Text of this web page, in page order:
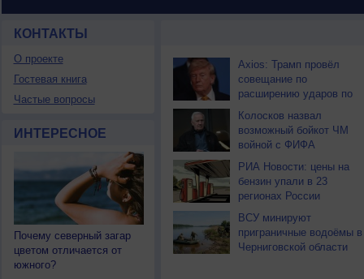
КОНТАКТЫ
О проекте
Гостевая книга
Частые вопросы
ИНТЕРЕСНОЕ
Почему северный загар
цветом отличается от
южного?
НОВОСТИ ПАРТНЕРОВ
Axios: Трамп провёл
совещание по
расширению ударов по
Ирану
Колосков назвал
возможный бойкот ЧМ
войной с ФИФА
РИА Новости: цены на
бензин упали в 23
регионах России
ВСУ минируют
приграничные водоёмы в
Черниговской области